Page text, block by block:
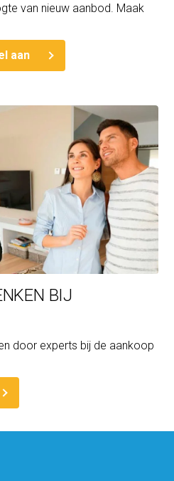
van nieuw aanbod. Maak
aan
BIJ
door experts bij de aankoop